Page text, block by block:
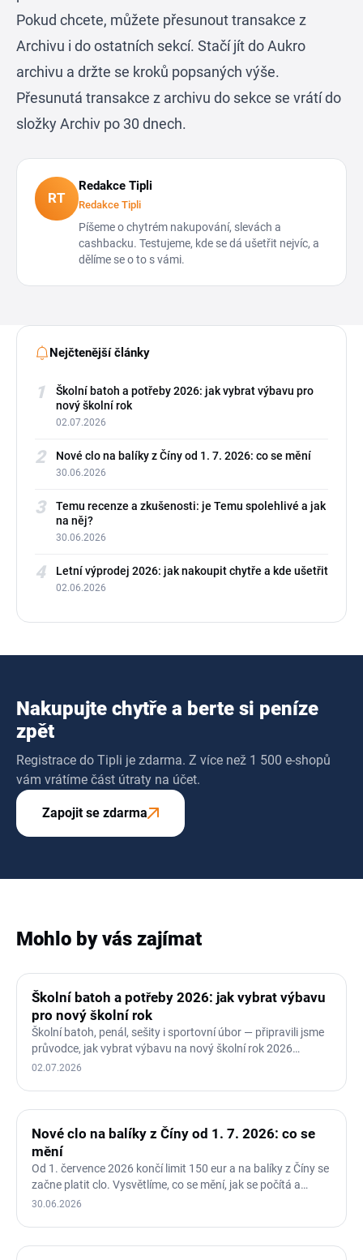
Pokud chcete, můžete přesunout transakce z
Archivu i do ostatních sekcí. Stačí jít do Aukro
archivu a držte se kroků popsaných výše.
Přesunutá transakce z archivu do sekce se vrátí do
složky Archiv po 30 dnech.
RT
Redakce Tipli
Redakce Tipli
Píšeme o chytrém nakupování, slevách a
cashbacku. Testujeme, kde se dá ušetřit nejvíc, a
dělíme se o to s vámi.
Nejčtenější články
1
Školní batoh a potřeby 2026: jak vybrat výbavu pro
nový školní rok
02.07.2026
2 Nové clo na balíky z Číny od 1. 7. 2026: co se mění
30.06.2026
3
Temu recenze a zkušenosti: je Temu spolehlivé a jak
na něj?
30.06.2026
4 Letní výprodej 2026: jak nakoupit chytře a kde ušetřit
02.06.2026
Nakupujte chytře a berte si peníze
zpět
Registrace do Tipli je zdarma. Z více než 1 500 e-shopů
vám vrátíme část útraty na účet.
Zapojit se zdarma
Mohlo by vás zajímat
Školní batoh a potřeby 2026: jak vybrat výbavu
pro nový školní rok
Školní batoh, penál, sešity i sportovní úbor — připravili jsme
průvodce, jak vybrat výbavu na nový školní rok 2026…
02.07.2026
Nové clo na balíky z Číny od 1. 7. 2026: co se
mění
Od 1. července 2026 končí limit 150 eur a na balíky z Číny se
začne platit clo. Vysvětlíme, co se mění, jak se počítá a…
30.06.2026